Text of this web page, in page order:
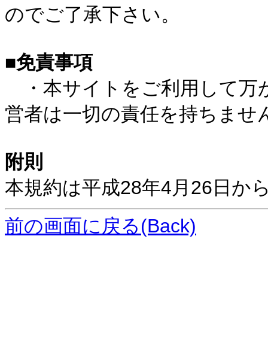
のでご了承下さい。
■免責事項
・本サイトをご利用して万
営者は一切の責任を持ちませ
附則
本規約は平成28年4月26日か
前の画面に戻る(Back)